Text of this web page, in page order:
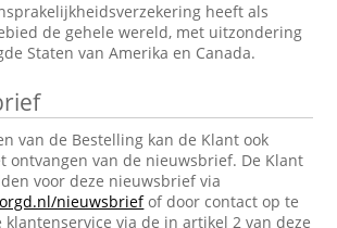
heeft als
de gehele wereld, met uitzondering
Staten van Amerika en Canada.
van de Bestelling kan de Klant ook
ontvangen van de nieuwsbrief. De Klant
voor deze nieuwsbrief via
nieuwsbriefof door contact op te
klantenservice via de in artikel 2 van deze